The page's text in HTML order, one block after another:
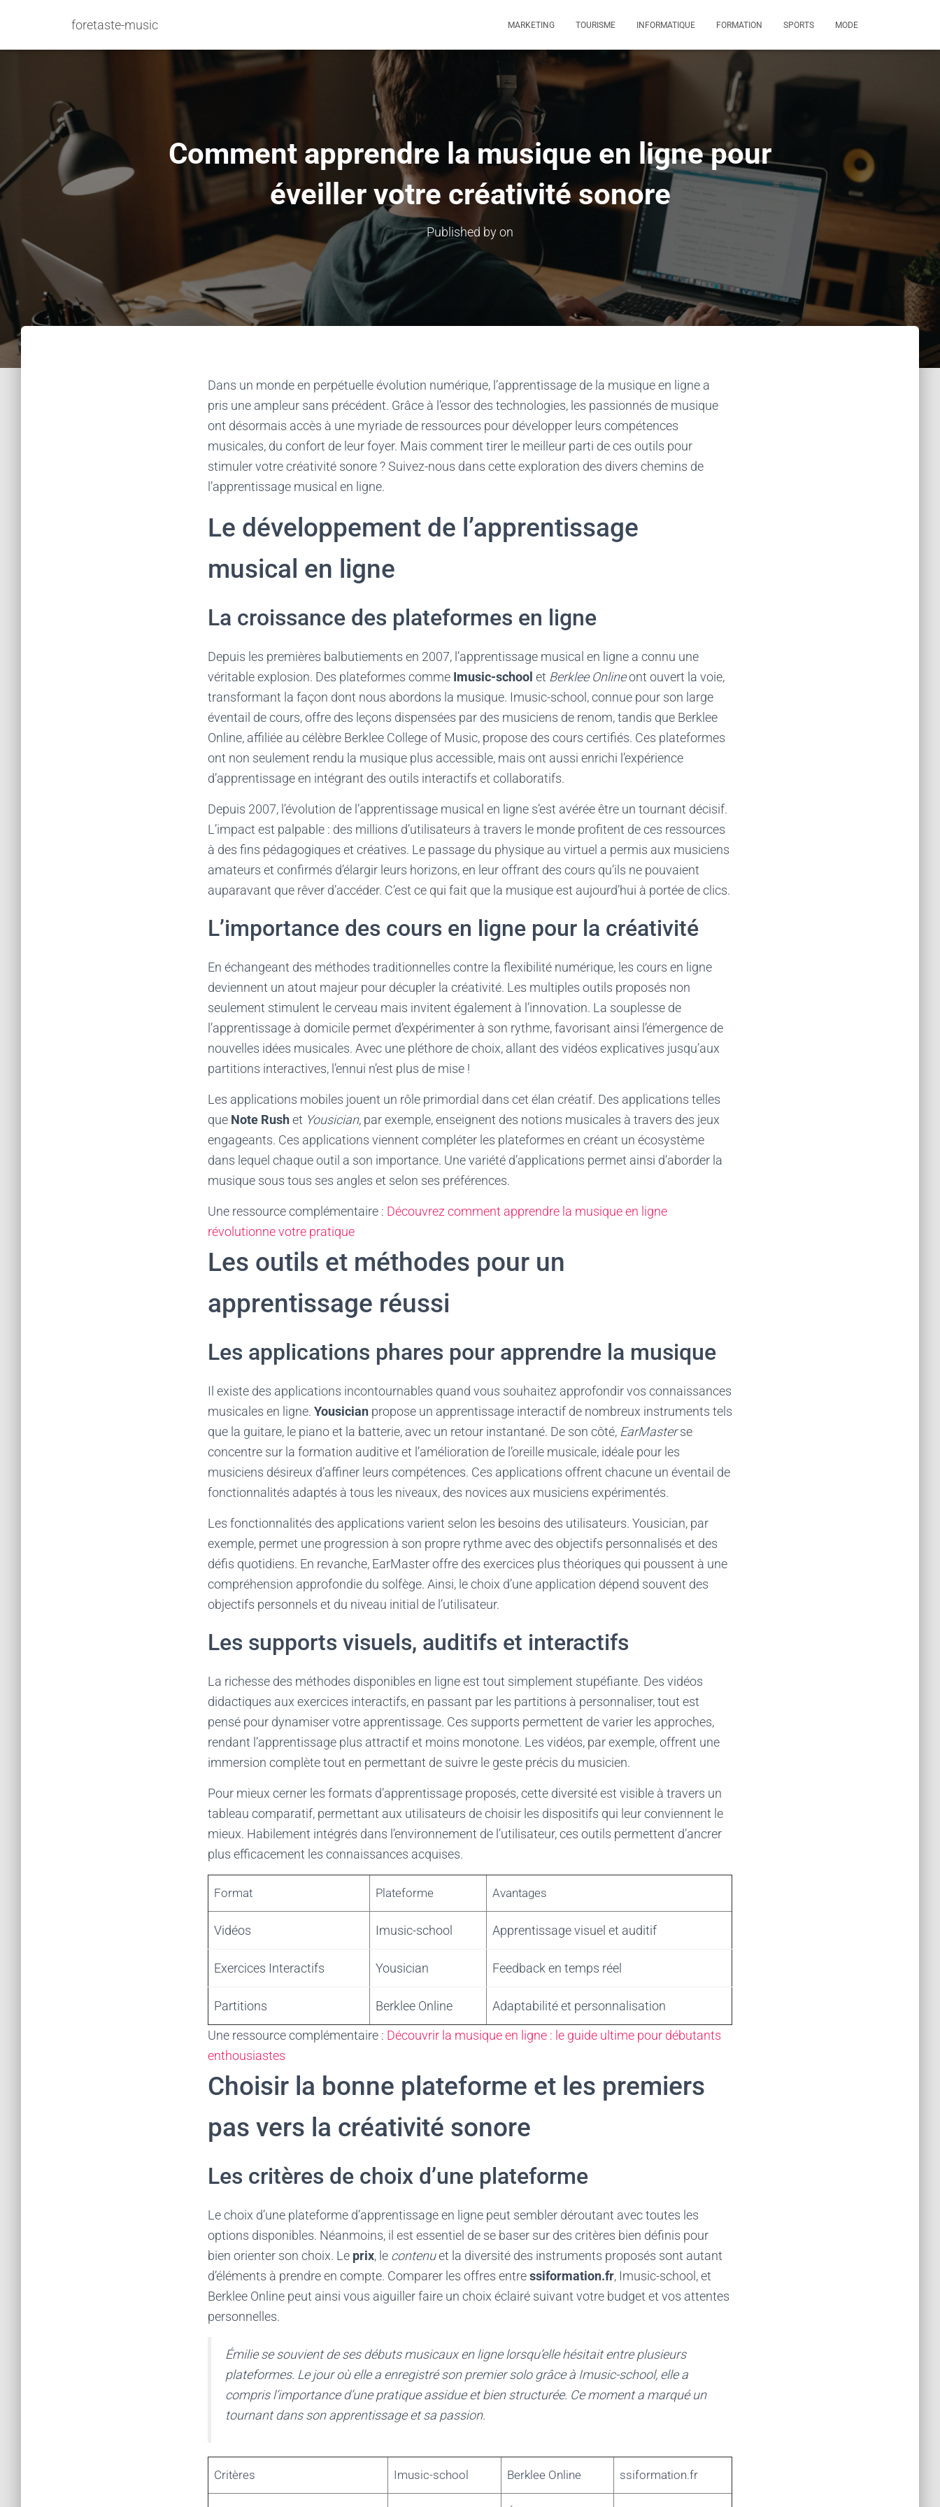
foretaste-music MARKETING TOURISME INFORMATIQUE FORMATION SPORTS MODE
Comment apprendre la musique en ligne pour
éveiller votre créativité sonore
Published byon
Dans un monde en perpétuelle évolution numérique, l’apprentissage de la musique en ligne a
pris une ampleur sans précédent. Grâce à l’essor des technologies, les passionnés de musique
ont désormais accès à une myriade de ressources pour développer leurs compétences
musicales, du confort de leur foyer. Mais comment tirer le meilleur parti de ces outils pour
stimuler votre créativité sonore ? Suivez-nous dans cette exploration des divers chemins de
l’apprentissage musical en ligne.
Le développement de l’apprentissage
musical en ligne
La croissance des plateformes en ligne
Depuis les premières balbutiements en 2007, l’apprentissage musical en ligne a connu une
véritable explosion. Des plateformes comme Imusic-school et Berklee Onlineont ouvert la voie,
transformant la façon dont nous abordons la musique. Imusic-school, connue pour son large
éventail de cours, offre des leçons dispensées par des musiciens de renom, tandis que Berklee
Online, affiliée au célèbre Berklee College of Music, propose des cours certifiés. Ces plateformes
ont non seulement rendu la musique plus accessible, mais ont aussi enrichi l’expérience
d’apprentissage en intégrant des outils interactifs et collaboratifs.
Depuis 2007, l’évolution de l’apprentissage musical en ligne s’est avérée être un tournant décisif.
L’impact est palpable : des millions d’utilisateurs à travers le monde profitent de ces ressources
à des fins pédagogiques et créatives. Le passage du physique au virtuel a permis aux musiciens
amateurs et confirmés d’élargir leurs horizons, en leur offrant des cours qu’ils ne pouvaient
auparavant que rêver d’accéder. C’est ce qui fait que la musique est aujourd’hui à portée de clics.
L’importance des cours en ligne pour la créativité
En échangeant des méthodes traditionnelles contre la flexibilité numérique, les cours en ligne
deviennent un atout majeur pour décupler la créativité. Les multiples outils proposés non
seulement stimulent le cerveau mais invitent également à l’innovation. La souplesse de
l’apprentissage à domicile permet d’expérimenter à son rythme, favorisant ainsi l’émergence de
nouvelles idées musicales. Avec une pléthore de choix, allant des vidéos explicatives jusqu’aux
partitions interactives, l’ennui n’est plus de mise !
Les applications mobiles jouent un rôle primordial dans cet élan créatif. Des applications telles
que Note Rushet Yousician, par exemple, enseignent des notions musicales à travers des jeux
engageants. Ces applications viennent compléter les plateformes en créant un écosystème
dans lequel chaque outil a son importance. Une variété d’applications permet ainsi d’aborder la
musique sous tous ses angles et selon ses préférences.
Une ressource complémentaire : Découvrez comment apprendre la musique en ligne
révolutionne votre pratique
Les outils et méthodes pour un
apprentissage réussi
Les applications phares pour apprendre la musique
Il existe des applications incontournables quand vous souhaitez approfondir vos connaissances
musicales en ligne. Yousician propose un apprentissage interactif de nombreux instruments tels
que la guitare, le piano et la batterie, avec un retour instantané. De son côté, EarMasterse
concentre sur la formation auditive et l’amélioration de l’oreille musicale, idéale pour les
musiciens désireux d’affiner leurs compétences. Ces applications offrent chacune un éventail de
fonctionnalités adaptés à tous les niveaux, des novices aux musiciens expérimentés.
Les fonctionnalités des applications varient selon les besoins des utilisateurs. Yousician, par
exemple, permet une progression à son propre rythme avec des objectifs personnalisés et des
défis quotidiens. En revanche, EarMaster offre des exercices plus théoriques qui poussent à une
compréhension approfondie du solfège. Ainsi, le choix d’une application dépend souvent des
objectifs personnels et du niveau initial de l’utilisateur.
Les supports visuels, auditifs et interactifs
La richesse des méthodes disponibles en ligne est tout simplement stupéfiante. Des vidéos
didactiques aux exercices interactifs, en passant par les partitions à personnaliser, tout est
pensé pour dynamiser votre apprentissage. Ces supports permettent de varier les approches,
rendant l’apprentissage plus attractif et moins monotone. Les vidéos, par exemple, offrent une
immersion complète tout en permettant de suivre le geste précis du musicien.
Pour mieux cerner les formats d’apprentissage proposés, cette diversité est visible à travers un
tableau comparatif, permettant aux utilisateurs de choisir les dispositifs qui leur conviennent le
mieux. Habilement intégrés dans l’environnement de l’utilisateur, ces outils permettent d’ancrer
plus efficacement les connaissances acquises.
Format Plateforme Avantages
Vidéos Imusic-school Apprentissage visuel et auditif
Exercices Interactifs Yousician Feedback en temps réel
Partitions Berklee Online
Adaptabilité et personnalisation
Une ressource complémentaire : Découvrir la musique en ligne : le guide ultime pour débutants
enthousiastes
Choisir la bonne plateforme et les premiers
pas vers la créativité sonore
Les critères de choix d’une plateforme
Le choix d’une plateforme d’apprentissage en ligne peut sembler déroutant avec toutes les
options disponibles. Néanmoins, il est essentiel de se baser sur des critères bien définis pour
bien orienter son choix. Le prix, le contenuet la diversité des instruments proposés sont autant
d’éléments à prendre en compte. Comparer les offres entressiformation.fr, Imusic-school, et
Berklee Online peut ainsi vous aiguiller faire un choix éclairé suivant votre budget et vos attentes
personnelles.
Émilie se souvient de ses débuts musicaux en ligne lorsqu’elle hésitait entre plusieurs
plateformes. Le jour où elle a enregistré son premier solo grâce à Imusic-school, elle a
compris l’importance d’une pratique assidue et bien structurée. Ce moment a marqué un
tournant dans son apprentissage et sa passion.
Critères Imusic-school Berklee Online ssiformation.fr